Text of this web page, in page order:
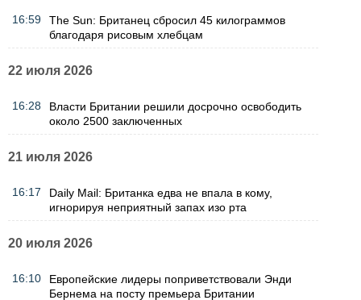
16:59
The Sun: Британец сбросил 45 килограммов
благодаря рисовым хлебцам
22 июля 2026
16:28
Власти Британии решили досрочно освободить
около 2500 заключенных
21 июля 2026
16:17
Daily Mail: Британка едва не впала в кому,
игнорируя неприятный запах изо рта
20 июля 2026
16:10
Европейские лидеры поприветствовали Энди
Бернема на посту премьера Британии